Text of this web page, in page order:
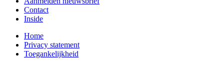
Contact
Inside
Home
Privacy statement
Toegankelijkheid